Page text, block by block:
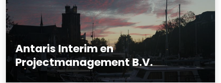
Antaris Interim en
Projectmanagement B.V.